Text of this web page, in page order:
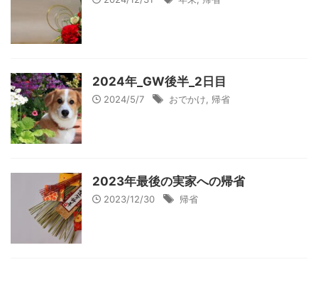
2024年_GW後半_2日目
2024/5/7 おでかけ 帰省
2023年最後の実家への帰省
2023/12/30 帰省